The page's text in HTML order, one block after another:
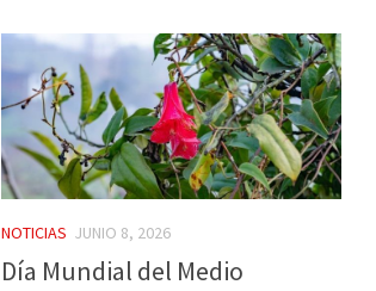
NOTICIAS JUNIO 8, 2026
Día Mundial del Medio